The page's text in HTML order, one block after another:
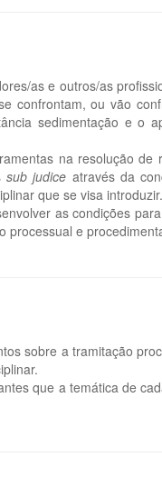
as e outros/as
confrontam, ou vão
sedimentação e o
na resolução
sub judice através da
que se visa introduzir.
as condições
e
sobre a tramitação
que a temática de